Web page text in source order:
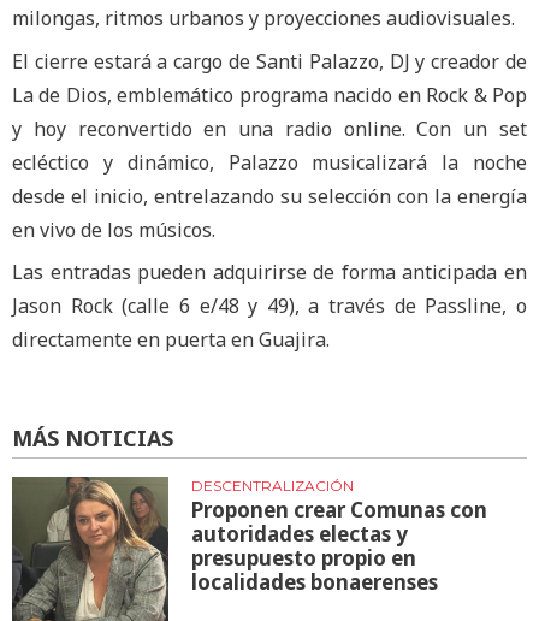
milongas, ritmos urbanos y proyecciones audiovisuales.
El cierre estará a cargo de Santi Palazzo, DJ y creador de
La de Dios, emblemático programa nacido en Rock & Pop
y hoy reconvertido en una radio online. Con un set
ecléctico y dinámico, Palazzo musicalizará la noche
desde el inicio, entrelazando su selección con la energía
en vivo de los músicos.
Las entradas pueden adquirirse de forma anticipada en
Jason Rock (calle 6 e/48 y 49), a través de Passline, o
directamente en puerta en Guajira.
MÁS NOTICIAS
DESCENTRALIZACIÓN
Proponen crear Comunas con
autoridades electas y
presupuesto propio en
localidades bonaerenses